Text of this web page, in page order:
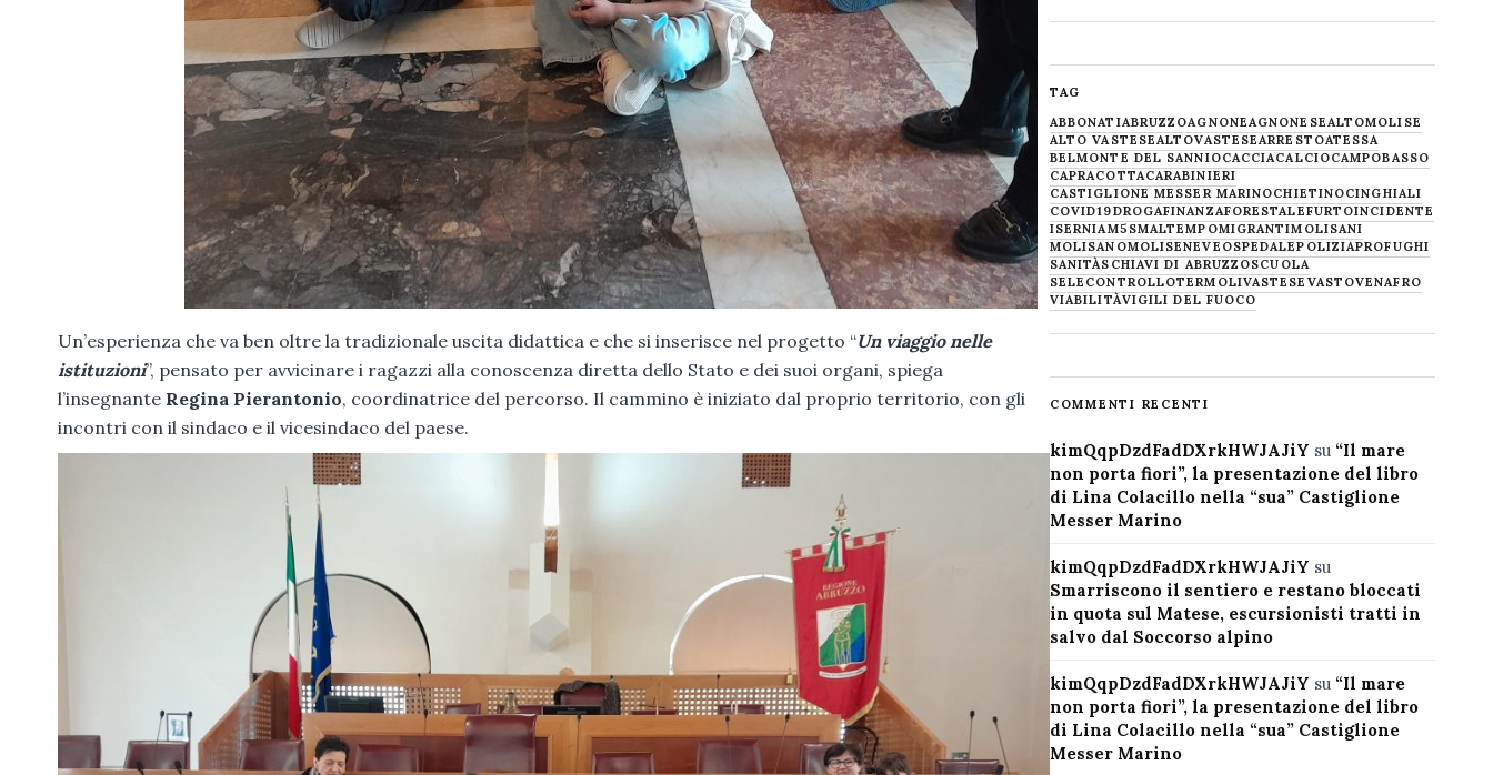
Un’esperienza che va ben oltre la tradizionale uscita didattica e che si inserisce nel progetto “Un viaggio nelle
istituzioni”, pensato per avvicinare i ragazzi alla conoscenza diretta dello Stato e dei suoi organi, spiega
l’insegnante Regina Pierantonio, coordinatrice del percorso. Il cammino è iniziato dal proprio territorio, con gli
incontri con il sindaco e il vicesindaco del paese.
TAG
ABBONATIABRUZZOAGNONEAGNONESEALTOMOLISE
ALTO VASTESEALTOVASTESEARRESTOATESSA
BELMONTE DEL SANNIOCACCIACALCIOCAMPOBASSO
CAPRACOTTACARABINIERI
CASTIGLIONE MESSER MARINOCHIETINOCINGHIALI
COVID19DROGAFINANZAFORESTALEFURTOINCIDENTE
ISERNIAM5SMALTEMPOMIGRANTIMOLISANI
MOLISANOMOLISENEVE OSPEDALEPOLIZIAPROFUGHI
SANITÀSCHIAVI DI ABRUZZOSCUOLA
SELECONTROLLOTERMOLIVASTESE VASTOVENAFRO
VIABILITÀVIGILI DEL FUOCO
COMMENTI RECENTI
kimQqpDzdFadDXrkHWJAJiY su “Il mare
non porta fiori”, la presentazione del libro
di Lina Colacillo nella “sua” Castiglione
Messer Marino
kimQqpDzdFadDXrkHWJAJiY su
Smarriscono il sentiero e restano bloccati
in quota sul Matese, escursionisti tratti in
salvo dal Soccorso alpino
kimQqpDzdFadDXrkHWJAJiY su “Il mare
non porta fiori”, la presentazione del libro
di Lina Colacillo nella “sua” Castiglione
Messer Marino